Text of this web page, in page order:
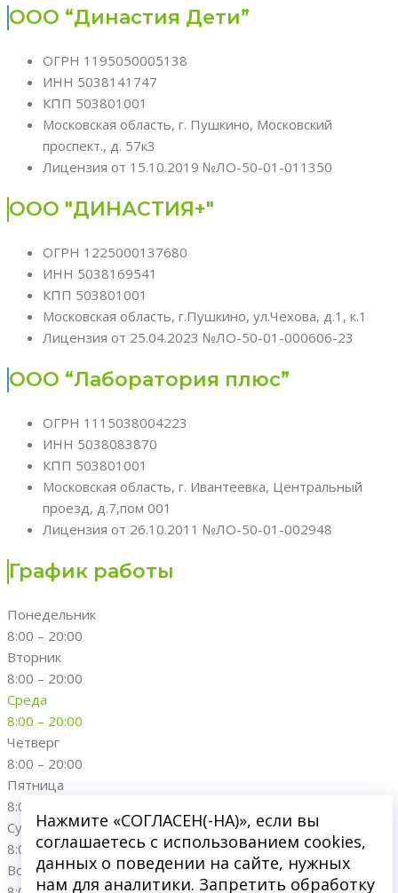
ООО “Династия Дети”
ОГРН 1195050005138
ИНН 5038141747
КПП 503801001
Московская область, г. Пушкино, Московский
проспект., д. 57к3
Лицензия от 15.10.2019 №ЛО-50-01-011350
ООО "ДИНАСТИЯ+"
ОГРН 1225000137680
ИНН 5038169541
КПП 503801001
Московская область, г.Пушкино, ул.Чехова, д.1, к.1
Лицензия от 25.04.2023 №ЛО-50-01-000606-23
ООО “Лаборатория плюс”
ОГРН 1115038004223
ИНН 5038083870
КПП 503801001
Московская область, г. Ивантеевка, Центральный
проезд, д.7,пом 001
Лицензия от 26.10.2011 №ЛО-50-01-002948
График работы
Понедельник
8:00 – 20:00
Вторник
8:00 – 20:00
Среда
8:00 – 20:00
Четверг
8:00 – 20:00
Пятница
8:00 – 20:00
Суббота
8:00 – 20:00
Воскресенье
Нажмите «СОГЛАСЕН(-НА)», если вы
соглашаетесь с использованием cookies,
данных о поведении на сайте, нужных
нам для аналитики. Запретить обработку